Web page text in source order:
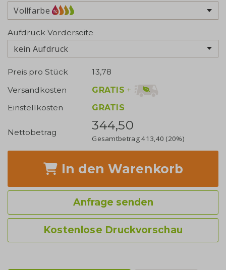
Vollfarbe
Aufdruck Vorderseite
kein Aufdruck
Preis pro Stück
13,78
Versandkosten
GRATIS +
Einstellkosten
GRATIS
Nettobetrag 344,50
Gesamtbetrag413,40 (20%)
In den Warenkorb
Anfrage senden
Kostenlose Druckvorschau